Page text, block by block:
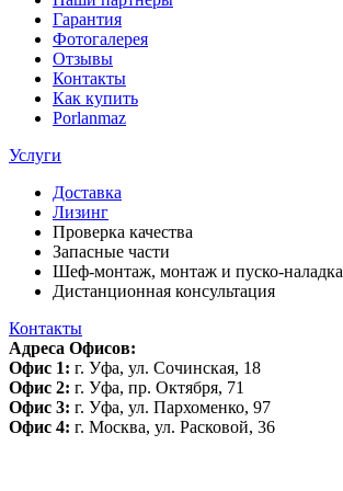
Гарантия
Фотогалерея
Отзывы
Контакты
Как купить
Porlanmaz
Услуги
Доставка
Лизинг
Проверка качества
Запасные части
Шеф-монтаж, монтаж и пуско-наладка
Дистанционная консультация
Контакты
Адреса Офисов:
Офис 1: г. Уфа, ул. Сочинская, 18
Офис 2: г. Уфа, пр. Октября, 71
Офис 3: г. Уфа, ул. Пархоменко, 97
Офис 4: г. Москва, ул. Расковой, 36